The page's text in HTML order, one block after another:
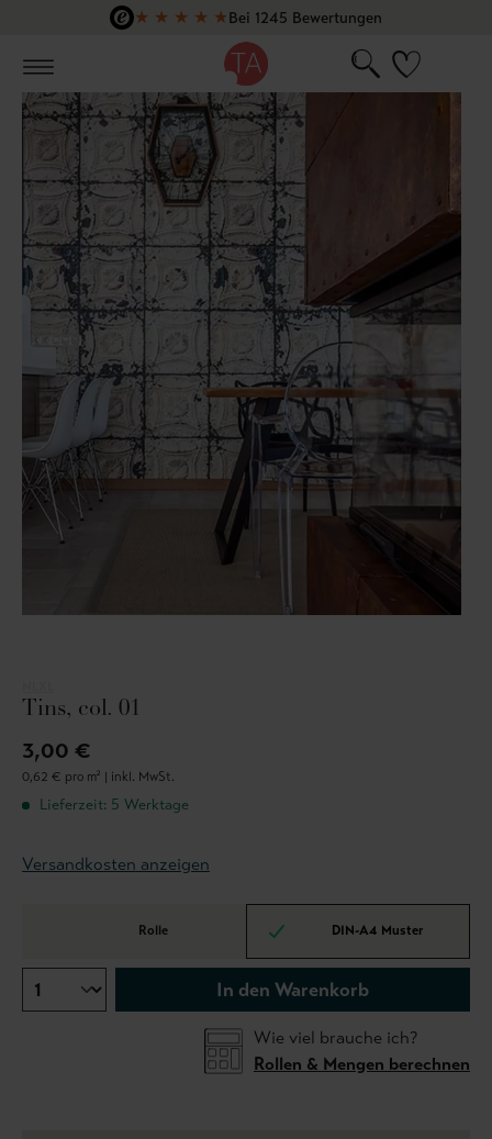
Zum Hauptinhalt springen
★ ★ ★ ★ ★Bei 1245 Bewertungen
Tins, col. 01
3,00 €
0,62 € pro m² | inkl. MwSt.
Lieferzeit: 5 Werktage
Versandkosten anzeigen
Rolle DIN-A4 Muster
In den Warenkorb
Wie viel brauche ich?
Rollen & Mengen berechnen